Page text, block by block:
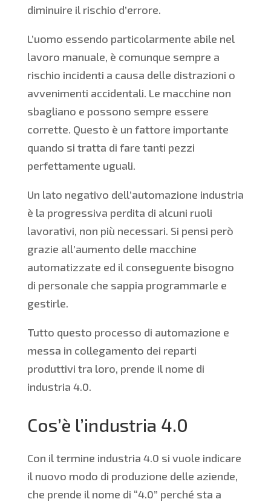
diminuire il rischio d’errore.
L’uomo essendo particolarmente abile nel
lavoro manuale, è comunque sempre a
rischio incidenti a causa delle distrazioni o
avvenimenti accidentali. Le macchine non
sbagliano e possono sempre essere
corrette. Questo è un fattore importante
quando si tratta di fare tanti pezzi
perfettamente uguali.
Un lato negativo dell’automazione industria
è la progressiva perdita di alcuni ruoli
lavorativi, non più necessari. Si pensi però
grazie all’aumento delle macchine
automatizzate ed il conseguente bisogno
di personale che sappia programmarle e
gestirle.
Tutto questo processo di automazione e
messa in collegamento dei reparti
produttivi tra loro, prende il nome di
industria 4.0.
Cos’è l’industria 4.0
Con il termine industria 4.0 si vuole indicare
il nuovo modo di produzione delle aziende,
che prende il nome di “4.0” perché sta a